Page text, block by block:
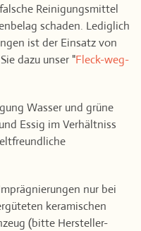
Reinigungsmittel
schaden. Lediglich
ist der Einsatz von
dazu unser "Fleck-weg-
Wasser und grüne
Essig im Verhältniss
nur bei
keramischen
(bitte Hersteller-